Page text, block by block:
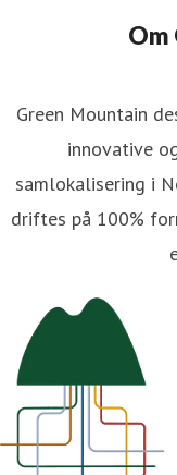
Om
Green Mountain
innovative
samlokalisering i
driftes på 100%